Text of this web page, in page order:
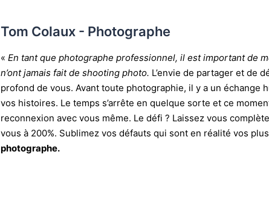
Tom Colaux - Photographe
« En tant que photographe professionnel, il est important de
n’ont jamais fait de shooting photo. L’envie de partager et de
profond de vous. Avant toute photographie, il y a un échange
vos histoires. Le temps s’arrête en quelque sorte et ce
reconnexion avec vous même. Le défi ? Laissez vous
vous à 200%. Sublimez vos défauts qui sont en réalité vos
photographe.